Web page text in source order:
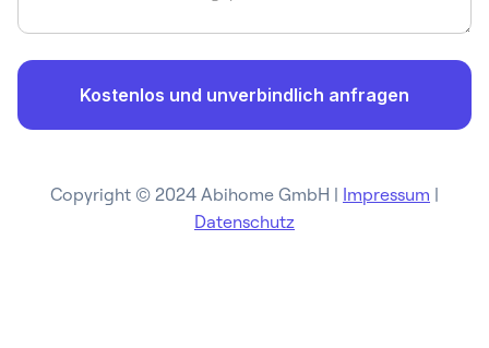
Copyright © 2024 Abihome GmbH | Impressum |
Datenschutz